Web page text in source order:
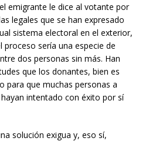
emigrante le dice al votante por
legales que se han expresado
sistema electoral en el exterior,
sería una especie de
dos personas sin más. Han
que los donantes, bien es
para que muchas personas a
intentado con éxito por sí
solución exigua y, eso sí,